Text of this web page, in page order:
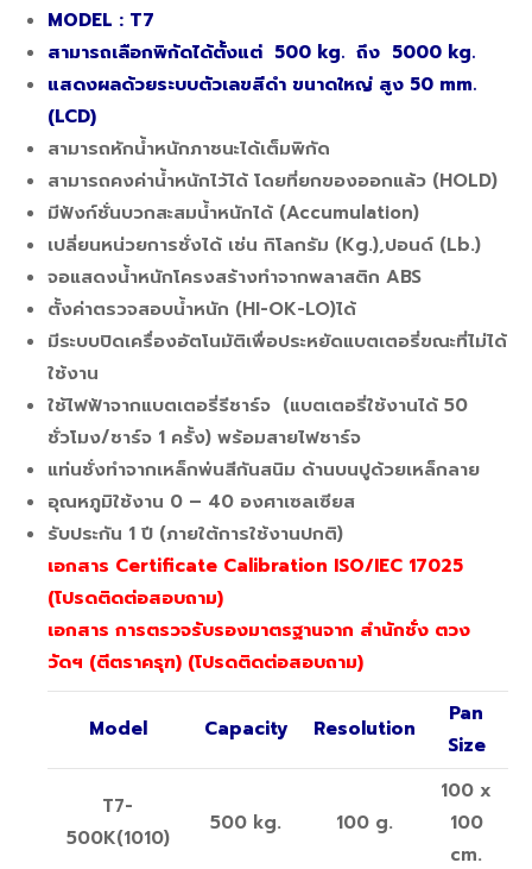
MODEL : T7
สามารถเลือกพิกัดได้ตั้งแต่ 500 kg. ถึง 5000 kg.
แสดงผลด้วยระบบตัวเลขสีดำ ขนาดใหญ่ สูง 50 mm.
(LCD)
สามารถหักน้ำหนักภาชนะได้เต็มพิกัด
สามารถคงค่าน้ำหนักไว้ได้ โดยที่ยกของออกแล้ว (HOLD)
มีฟังก์ชั่นบวกสะสมน้ำหนักได้ (Accumulation)
เปลี่ยนหน่วยการชั่งได้ เช่น กิโลกรัม (Kg.),ปอนด์ (Lb.)
จอแสดงน้ำหนักโครงสร้างทำจากพลาสติก ABS
ตั้งค่าตรวจสอบน้ำหนัก (HI-OK-LO)ได้
มีระบบปิดเครื่องอัตโนมัติเพื่อประหยัดแบตเตอรี่ขณะที่ไม่ได้
ใช้งาน
ใช้ไฟฟ้าจากแบตเตอรี่รีชาร์จ (แบตเตอรี่ใช้งานได้ 50
ชั่วโมง/ชาร์จ 1 ครั้ง) พร้อมสายไฟชาร์จ
แท่นชั่งทำจากเหล็กพ่นสีกันสนิม ด้านบนปูด้วยเหล็กลาย
อุณหภูมิใช้งาน 0 – 40 องศาเซลเซียส
รับประกัน 1 ปี (ภายใต้การใช้งานปกติ)
เอกสาร Certificate Calibration ISO/IEC 17025
(โปรดติดต่อสอบถาม)
เอกสาร การตรวจรับรองมาตรฐานจาก สำนักชั่ง ตวง
วัดฯ (ตีตราครุฑ) (โปรดติดต่อสอบถาม)
Model Capacity Resolution
Pan
Size
T7-
500K(1010)
500 kg. 100 g.
100 x
100
cm.